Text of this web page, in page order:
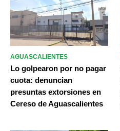
AGUASCALIENTES
Lo golpearon por no pagar
cuota: denuncian
presuntas extorsiones en
Cereso de Aguascalientes